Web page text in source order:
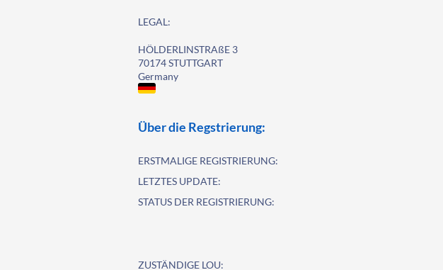
LEGAL:
HÖLDERLINSTRAßE 3
70174 STUTTGART
Germany
Über die Regstrierung:
ERSTMALIGE REGISTRIERUNG:
LETZTES UPDATE:
STATUS DER REGISTRIERUNG:
ZUSTÄNDIGE LOU: